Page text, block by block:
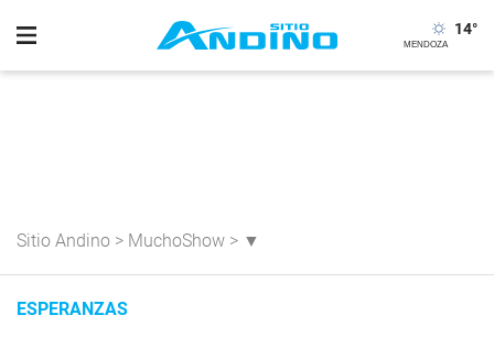
14°
Sitio Andino > MuchoShow > ▼
ESPERANZAS